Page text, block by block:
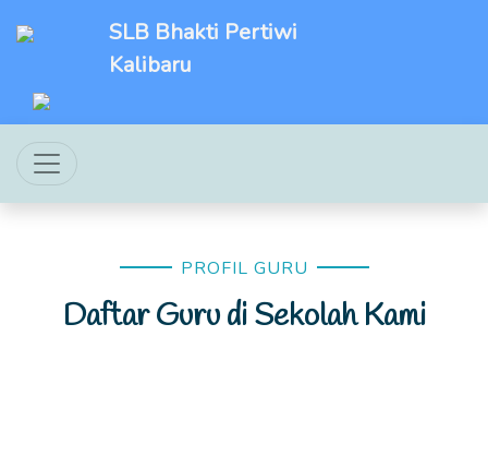
SLB Bhakti Pertiwi
Kalibaru
PROFIL GURU
Daftar Guru di Sekolah Kami